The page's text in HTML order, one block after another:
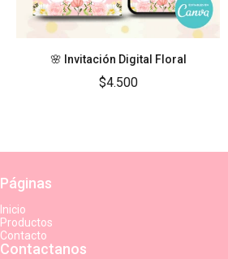
🌸 Invitación Digital Floral
$4.500
Páginas
Inicio
Productos
Contacto
Contactanos